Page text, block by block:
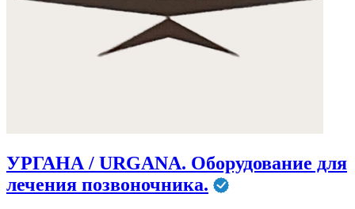
УРГАНА / URGANA. Оборудование для
лечения позвоночника.